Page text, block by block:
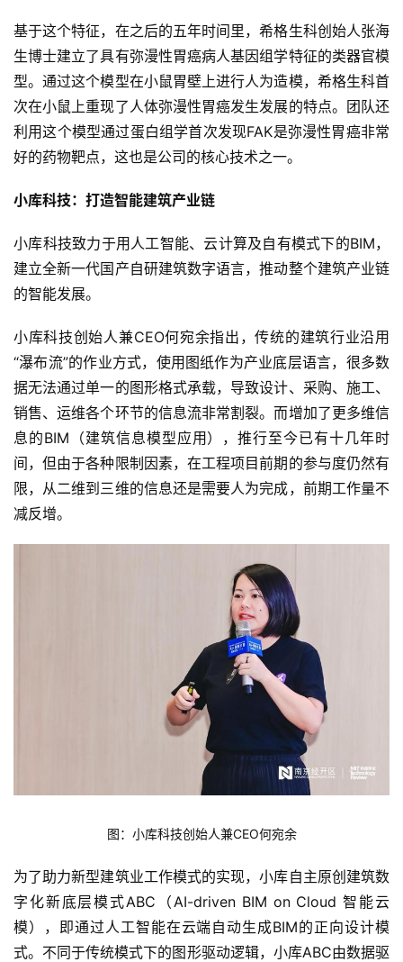
基于这个特征，在之后的五年时间里，希格生科创始人张海
生博士建立了具有弥漫性胃癌病人基因组学特征的类器官模
型。通过这个模型在小鼠胃壁上进行人为造模，希格生科首
次在小鼠上重现了人体弥漫性胃癌发生发展的特点。团队还
利用这个模型通过蛋白组学首次发现FAK是弥漫性胃癌非常
好的药物靶点，这也是公司的核心技术之一。
小库科技：打造智能建筑产业链
小库科技致力于用人工智能、云计算及自有模式下的BIM，
建立全新一代国产自研建筑数字语言，推动整个建筑产业链
的智能发展。
小库科技创始人兼CEO何宛余指出，传统的建筑行业沿用
“瀑布流”的作业方式，使用图纸作为产业底层语言，很多数
据无法通过单一的图形格式承载，导致设计、采购、施工、
销售、运维各个环节的信息流非常割裂。而增加了更多维信
息的BIM（建筑信息模型应用），推行至今已有十几年时
间，但由于各种限制因素，在工程项目前期的参与度仍然有
限，从二维到三维的信息还是需要人为完成，前期工作量不
减反增。
图：小库科技创始人兼CEO何宛余
为了助力新型建筑业工作模式的实现，小库自主原创建筑数
字化新底层模式ABC（AI-driven BIM on Cloud 智能云
模），即通过人工智能在云端自动生成BIM的正向设计模
式。不同于传统模式下的图形驱动逻辑，小库ABC由数据驱